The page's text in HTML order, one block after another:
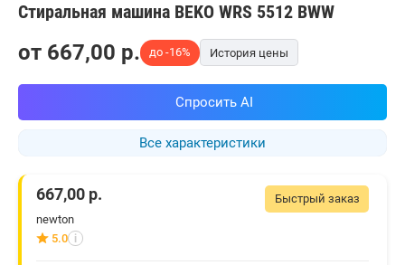
Стиральная машина BEKO WRS 5512 BWW
Все характеристики
от 667,00 p. до -16% История цены
Спросить AI
Быстрый заказ
667,00 р.
newton
5.0 i